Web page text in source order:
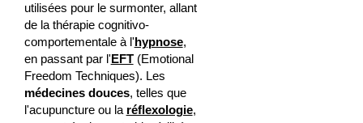
utilisées pour le surmonter, allant
de la thérapie cognitivo-
comportementale à l'hypnose,
en passant par l'EFT(Emotional
Freedom Techniques). Les
médecines douces, telles que
l'acupuncture ou la réflexologie,